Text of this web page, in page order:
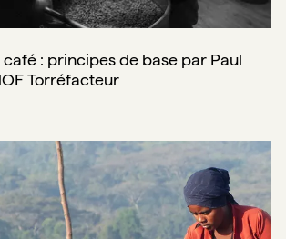
: principes de base par Paul
Torréfacteur
Gera Forest en Ethiopie - aux sources de